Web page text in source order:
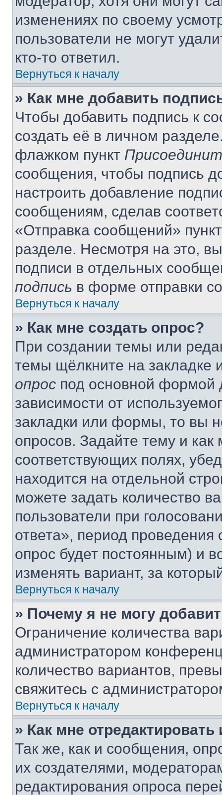
изменениях по своему
пользователи не могут
кто-то ответил.
Вернуться к началу
» Как мне добавить
Чтобы добавить подпись к
создать её в личном
флажком пункт
сообщения, чтобы подпись
настроить добавление
сообщениям, сделав
«Отправка сообщений»
разделе. Несмотря на это,
подписи в отдельных
подпись в форме отправки
Вернуться к началу
» Как мне создать опрос?
При создании темы или
темы щёлкните на
опрос под основной формой
зависимости от
закладки или формы, то вы
опросов. Задайте тему и
соответствующих полях,
находится на отдельной
можете задать количество
пользователи при
ответа», период проведения
опрос будет постоянным) и
изменять вариант, за
Вернуться к началу
» Почему я не могу
Ограничение количества
администратором
количество вариантов,
свяжитесь с
Вернуться к началу
» Как мне
Так же, как и сообщения,
их создателями,
редактирования опроса